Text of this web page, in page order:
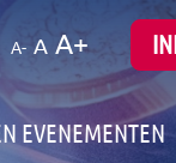
A- A A+
EVENEMENTEN